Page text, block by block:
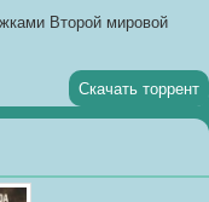
Второй мировой
Скачать торрент